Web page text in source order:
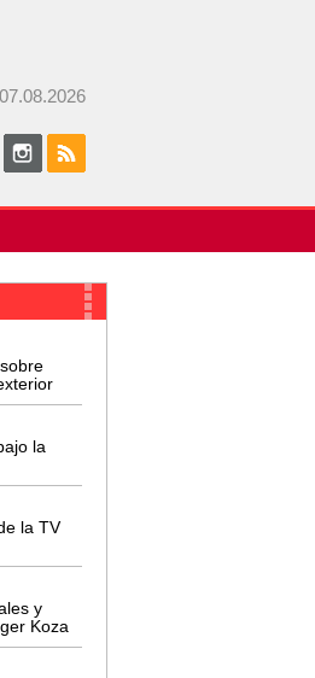
07.08.2026
la
la TV
y
Koza